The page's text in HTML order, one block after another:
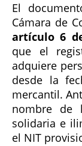
El
Cámara de
artículo 6
que el
adquiere
desde la
mercantil.
nombre de
solidaria e
el NIT